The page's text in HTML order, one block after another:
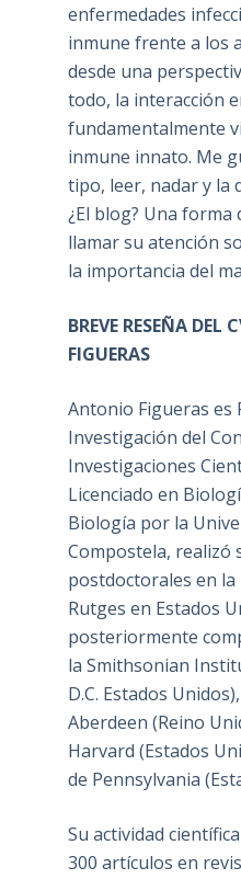
enfermedades
inmune frente a los
desde una
todo, la interacción
fundamentalmente
inmune innato. Me
tipo, leer, nadar y la
¿El blog? Una forma
llamar su atención
la importancia del
BREVE RESEÑA DEL
FIGUERAS
Antonio Figueras es
Investigación del
Investigaciones
Licenciado en
Biología por la
Compostela, realizó
postdoctorales en la
Rutges en Estados
posteriormente
la Smithsonian
D.C. Estados
Aberdeen (Reino
Harvard (Estados
de Pennsylvania
Su actividad
300 artículos en